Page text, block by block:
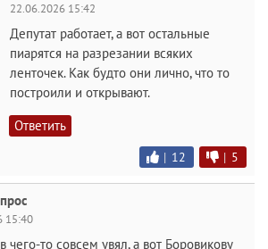
22.06.2026 15:42
Депутат работает, а вот остальные
пиарятся на разрезании всяких
ленточек. Как будто они лично, что то
построили и открывают.
Ответить
| 12 | 5
15:40
чего-то совсем увял, а вот Боровикову